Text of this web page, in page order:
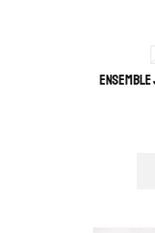
Ensemble